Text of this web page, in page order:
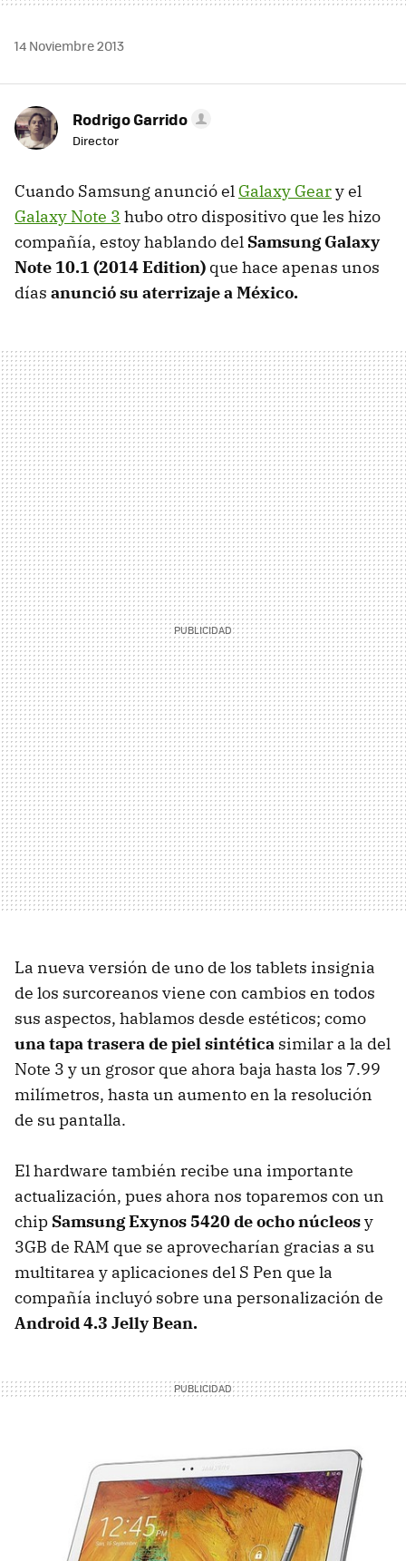
14 Noviembre 2013
Rodrigo Garrido
Director
Cuando Samsung anunció el Galaxy Geary el
Galaxy Note 3 hubo otro dispositivo que les hizo
compañía, estoy hablando del Samsung Galaxy
Note 10.1 (2014 Edition) que hace apenas unos
días anunció su aterrizaje a México.
La nueva versión de uno de los tablets insignia
de los surcoreanos viene con cambios en todos
sus aspectos, hablamos desde estéticos; como
una tapa trasera de piel sintética similar a la del
Note 3 y un grosor que ahora baja hasta los 7.99
milímetros, hasta un aumento en la resolución
de su pantalla.
El hardware también recibe una importante
actualización, pues ahora nos toparemos con un
chip Samsung Exynos 5420 de ocho núcleosy
3GB de RAM que se aprovecharían gracias a su
multitarea y aplicaciones del S Pen que la
compañía incluyó sobre una personalización de
Android 4.3 Jelly Bean.